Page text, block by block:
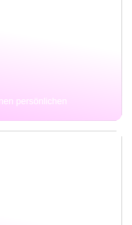
persönlichen